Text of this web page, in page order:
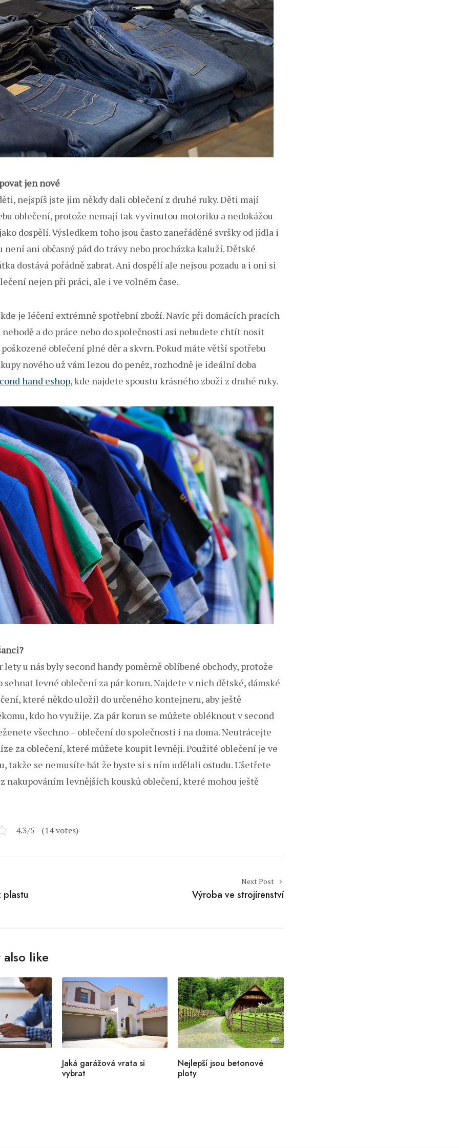
jen nové
nejspíš jste jim někdy dali oblečení z druhé ruky. Děti mají
oblečení, protože nemají tak vyvinutou motoriku a nedokážou
dospělí. Výsledkem toho jsou často zaneřáděné svršky od jídla i
ani občasný pád do trávy nebo procházka kaluží. Dětské
dostává pořádně zabrat. Ani dospělí ale nejsou pozadu a i oni si
nejen při práci, ale i ve volném čase.
kde je léčení extrémně spotřební zboží. Navíc při domácích pracích
nehodě a do práce nebo do společnosti asi nebudete chtít nosit
oblečení plné děr a skvrn. Pokud máte větší spotřebu
nového už vám lezou do peněz, rozhodně je ideální doba
hand eshop, kde najdete spoustu krásného zboží z druhé ruky.
lety u nás byly second handy poměrně oblíbené obchody, protože
sehnat levné oblečení za pár korun. Najdete v nich dětské, dámské
které někdo uložil do určeného kontejneru, aby ještě
kdo ho využije. Za pár korun se můžete obléknout v second
všechno – oblečení do společnosti i na doma. Neutrácejte
za oblečení, které můžete koupit levněji. Použité oblečení je ve
takže se nemusíte bát že byste si s ním udělali ostudu. Ušetřete
nakupováním levnějších kousků oblečení, které mohou ještě
4.3/5 - (14 votes)
plastu
Next Post
Výroba ve strojírenství
like
Jaká garážová vrata si
vybrat
Nejlepší jsou betonové
ploty